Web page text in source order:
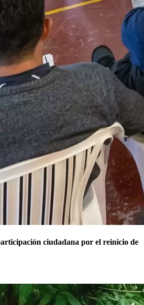
ciudadana por el reinicio de